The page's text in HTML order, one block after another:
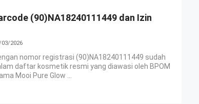
(90)NA18240111449 dan Izin
03/2026
nomor registrasi (90)NA18240111449 sudah
daftar kosmetik resmi yang diawasi oleh BPOM
Mooi Pure Glow ...